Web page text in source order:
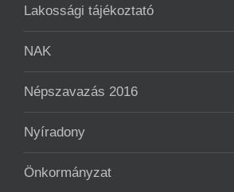
Lakossági tájékoztató
NAK
Népszavazás 2016
Nyíradony
Önkormányzat